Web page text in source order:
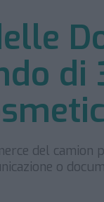
di
del camion
o